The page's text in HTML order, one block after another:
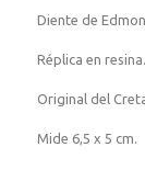
Diente de
Réplica en resina.
Original del
Mide 6,5 x 5 cm.